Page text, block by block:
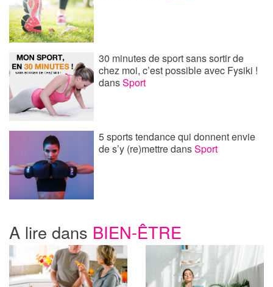
30 minutes de sport sans sortir de
chez moi, c’est possible avec Fysiki !
dansSport
5 sports tendance qui donnent envie
de s’y (re)mettredansSport
A lire dans BIEN-ÊTRE